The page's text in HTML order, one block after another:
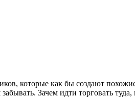
которые как бы создают
Зачем идти торговать